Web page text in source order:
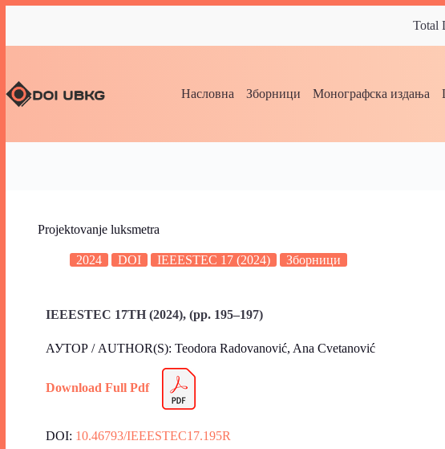
Total
Насловна Зборници Монографска издања
Projektovanje luksmetra
2024 DOI IEEESTEC 17 (2024) Зборници
IEEESTEC 17TH (2024), (pp. 195–197)
АУТОР / AUTHOR(S): Teodora Radovanović, Ana Cvetanović
Download Full Pdf
DOI: 10.46793/IEEESTEC17.195R